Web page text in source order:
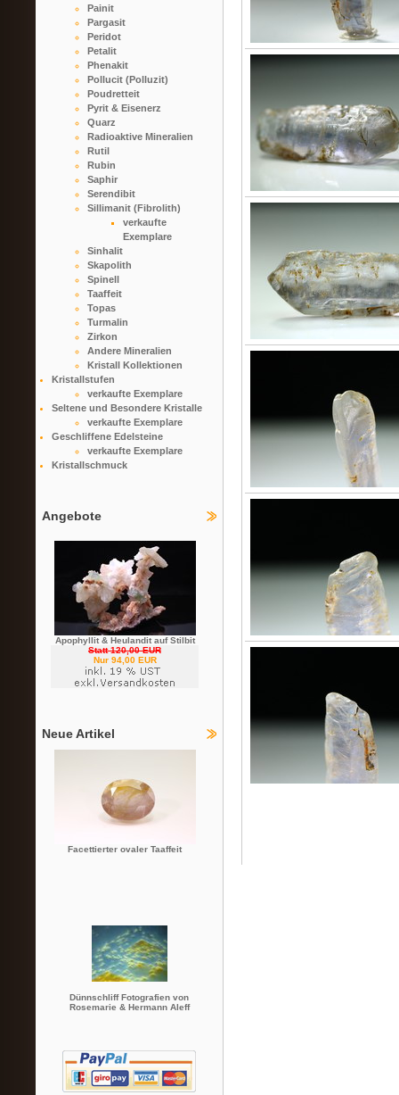
Painit
Pargasit
Peridot
Petalit
Phenakit
Pollucit (Polluzit)
Poudretteit
Pyrit & Eisenerz
Quarz
Radioaktive Mineralien
Rutil
Rubin
Saphir
Serendibit
Sillimanit (Fibrolith)
verkaufte
Exemplare
Sinhalit
Skapolith
Spinell
Taaffeit
Topas
Turmalin
Zirkon
Andere Mineralien
Kristall Kollektionen
Kristallstufen
verkaufte Exemplare
Seltene und Besondere Kristalle
verkaufte Exemplare
Geschliffene Edelsteine
verkaufte Exemplare
Kristallschmuck
Angebote
Apophyllit & Heulandit auf Stilbit
Statt 120,00 EUR
Nur 94,00 EUR
Neue Artikel
Facettierter ovaler Taaffeit
Dünnschliff Fotografien von
Rosemarie & Hermann Aleff